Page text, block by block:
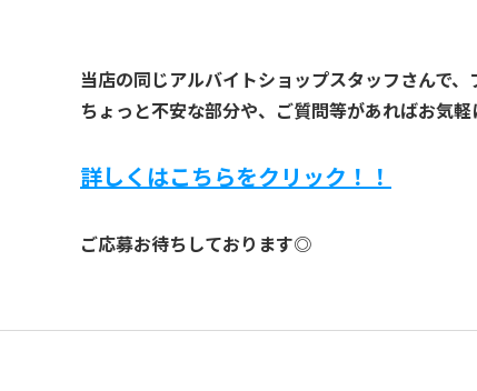
当店の同じアルバイトショップスタッフさんで
ちょっと不安な部分や、ご質問等があればお気
詳しくはこちらをクリック！！
ご応募お待ちしております◎